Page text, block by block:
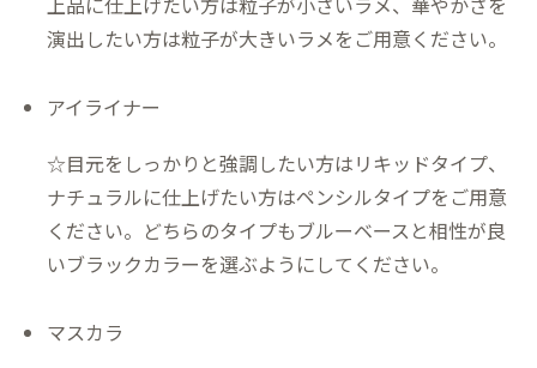
演出したい方は粒子が大きいラメをご用意ください。
アイライナー
☆目元をしっかりと強調したい方はリキッドタイプ、
ナチュラルに仕上げたい方はペンシルタイプをご用意
ください。どちらのタイプもブルーベースと相性が良
いブラックカラーを選ぶようにしてください。
マスカラ